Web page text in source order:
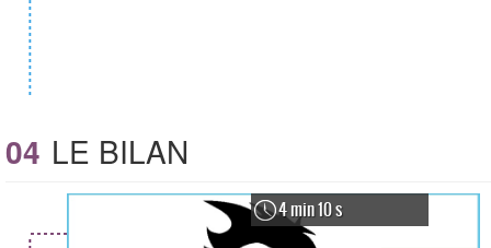
04 LE BILAN
4 min 10 s